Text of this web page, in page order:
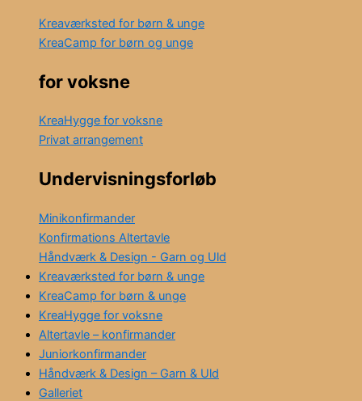
Kreaværksted for børn & unge
KreaCamp for børn og unge
for voksne
KreaHygge for voksne
Privat arrangement
Undervisningsforløb
Minikonfirmander
Konfirmations Altertavle
Håndværk & Design - Garn og Uld
Kreaværksted for børn & unge
KreaCamp for børn & unge
KreaHygge for voksne
Altertavle – konfirmander
Juniorkonfirmander
Håndværk & Design – Garn & Uld
Galleriet